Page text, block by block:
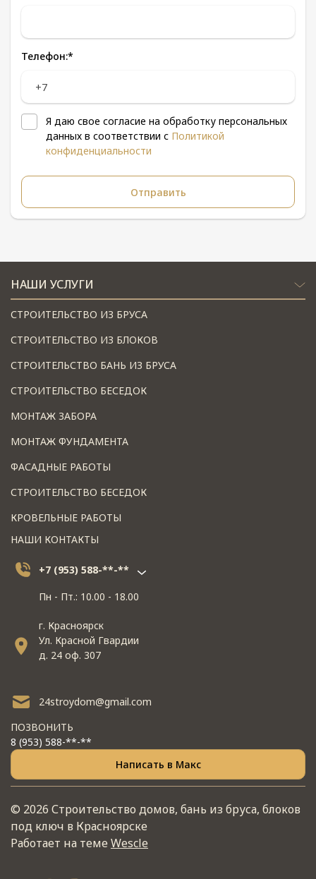
Телефон:*
Я даю свое согласие на обработку персональных
данных в соответствии с Политикой
конфиденциальности
НАШИ УСЛУГИ
СТРОИТЕЛЬСТВО ИЗ БРУСА
СТРОИТЕЛЬСТВО ИЗ БЛОКОВ
СТРОИТЕЛЬСТВО БАНЬ ИЗ БРУСА
СТРОИТЕЛЬСТВО БЕСЕДОК
МОНТАЖ ЗАБОРА
МОНТАЖ ФУНДАМЕНТА
ФАСАДНЫЕ РАБОТЫ
СТРОИТЕЛЬСТВО БЕСЕДОК
КРОВЕЛЬНЫЕ РАБОТЫ
НАШИ КОНТАКТЫ
+7 (953) 588-**-**
Пн - Пт.: 10.00 - 18.00
г. Красноярск
Ул. Красной Гвардии
д. 24 оф. 307
24stroydom@gmail.com
ПОЗВОНИТЬ
8 (953) 588-**-**
Написать в Макс
© 2026 Строительство домов, бань из бруса, блоков
под ключ в Красноярске
Работает на темеWescle